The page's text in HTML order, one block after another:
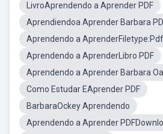
LivroAprendendo a Aprender PDF
Aprendiendoa Aprender Barbara
Aprendendo a AprenderFiletype:Pdf
Aprendendo a AprenderLibro PDF
Aprendendo a Aprender Barbara
Como Estudar EAprender PDF
BarbaraOckey Aprendendo
Aprendendo a Aprender